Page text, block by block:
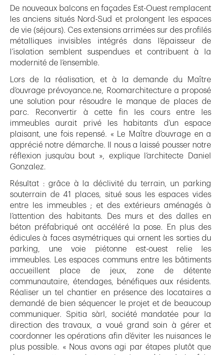
De nouveaux balcons en façades Est-Ouest remplacent
les anciens situés Nord-Sud et prolongent les espaces
de vie (séjours). Ces extensions arrimées sur des profilés
métalliques invisibles intégrés dans l’épaisseur de
l’isolation semblent suspendues et contribuent à la
modernité de l’ensemble.
Lors de la réalisation, et à la demande du Maître
d’ouvrage prévoyance.ne, Roomarchitecture a proposé
une solution pour résoudre le manque de places de
parc. Reconvertir à cette fin les cours entre les
immeubles aurait privé les habitants d’un espace
plaisant, une fois repensé. « Le Maître d’ouvrage en a
apprécié notre démarche. Il nous a laissé pousser notre
réflexion jusqu’au bout », explique l’architecte Daniel
Gonzalez.
Résultat : grâce à la déclivité du terrain, un parking
souterrain de 41 places, situé sous les espaces vides
entre les immeubles ; et des extérieurs aménagés à
l’attention des habitants. Des murs et des dalles en
béton préfabriqué ont accéléré la pose. En plus des
édicules à faces asymétriques qui ornent les sorties du
parking, une voie piétonne est-ouest relie les
immeubles. Les espaces communs entre les bâtiments
accueillent place de jeux, zone de détente
communautaire, étendages, bénéfiques aux résidents.
Réaliser un tel chantier en présence des locataires a
demandé de bien séquencer le projet et de beaucoup
communiquer. Spitia sàrl, société mandatée pour la
direction des travaux, a voué grand soin à gérer et
coordonner les opérations afin d’éviter les nuisances le
plus possible. « Nous avons agi par étapes plutôt que